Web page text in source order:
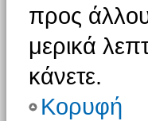
προς
μερικά
κάνετε.
Κορυφή